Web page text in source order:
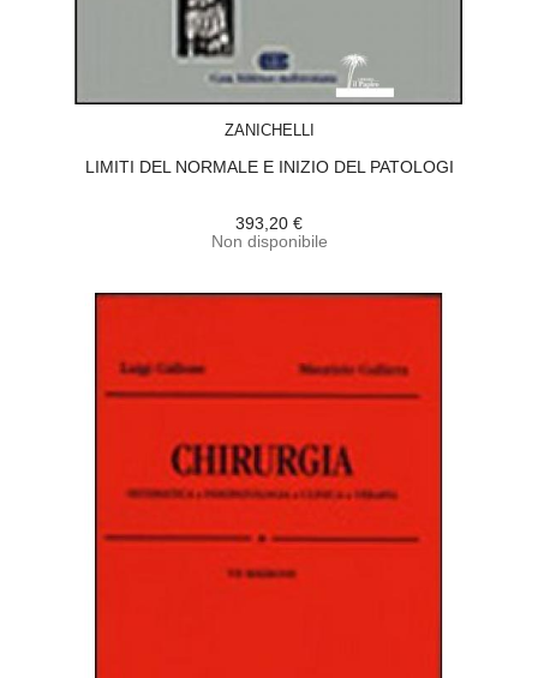
ZANICHELLI
LIMITI DEL NORMALE E INIZIO DEL PATOLOGI
393,20 €
Non disponibile